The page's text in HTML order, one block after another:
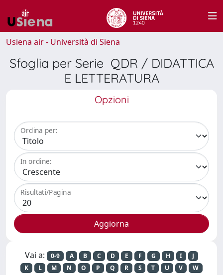
Usiena air - Università di Siena
Sfoglia per Serie QDR / DIDATTICA
E LETTERATURA
Opzioni
Ordina per:
In ordine:
Risultati/Pagina
Vai a: 0-9 A B C D E F G H I
J
K
L M N O P Q R S T U V
W